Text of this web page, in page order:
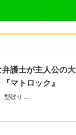
護士が主人公の大
マトロック』
型破り …